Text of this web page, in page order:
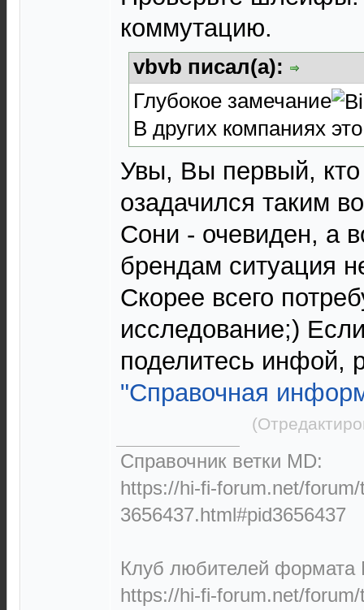
коммутацию.
vbvb писал(а):
Глубокое замечание
В других компаниях
Увы, Вы первый,
озадачился таким
Сони - очевиден, а
брендам ситуация
Скорее всего
исследование;)
поделитесь инфой,
"Справочная
Справочник ветки MD:
https://hi-fi-forum.net/
3656437.html#pid3656437
Клуб любителей формата
https://hi-fi-forum.net/